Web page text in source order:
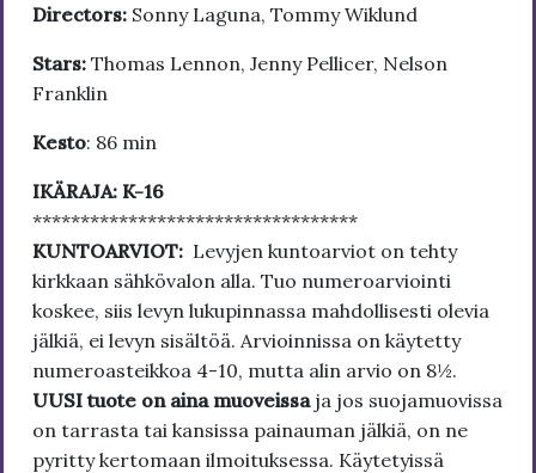
Directors: Sonny Laguna, Tommy Wiklund
Stars: Thomas Lennon, Jenny Pellicer, Nelson
Franklin
Kesto: 86 min
IKÄRAJA: K-16
**********************************
KUNTOARVIOT: Levyjen kuntoarviot on tehty
kirkkaan sähkövalon alla. Tuo numeroarviointi
koskee, siis levyn lukupinnassa mahdollisesti olevia
jälkiä, ei levyn sisältöä. Arvioinnissa on käytetty
numeroasteikkoa 4-10, mutta alin arvio on 8½.
UUSI tuote on aina muoveissa ja jos suojamuovissa
on tarrasta tai kansissa painauman jälkiä, on ne
pyritty kertomaan ilmoituksessa. Käytetyissä